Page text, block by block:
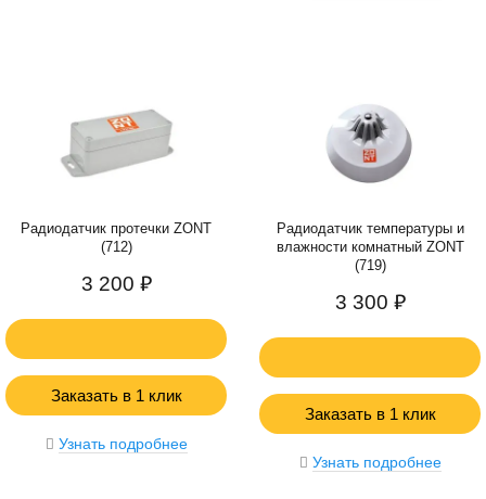
Радиодатчик протечки ZONT
(712)
3 200 ₽
Заказать в 1 клик
Узнать подробнее
Радиодатчик температуры и
влажности комнатный ZONT
(719)
3 300 ₽
Заказать в 1 клик
Узнать подробнее